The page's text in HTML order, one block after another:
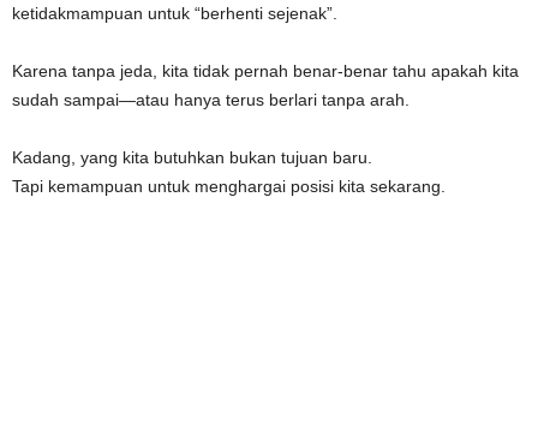
ketidakmampuan untuk “berhenti sejenak”.
Karena tanpa jeda, kita tidak pernah benar-benar tahu apakah kita
sudah sampai—atau hanya terus berlari tanpa arah.
Kadang, yang kita butuhkan bukan tujuan baru.
Tapi kemampuan untuk menghargai posisi kita sekarang.